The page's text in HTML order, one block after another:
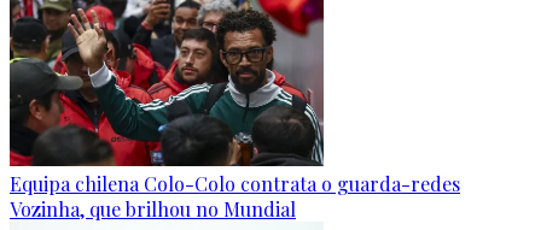
Equipa chilena Colo-Colo contrata o guarda-redes
Vozinha, que brilhou no Mundial